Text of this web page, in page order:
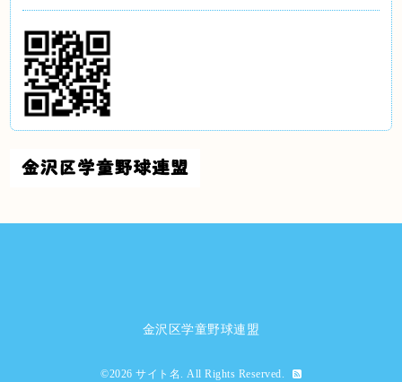
金沢区学童野球連盟
©2026 サイト名 . All Rights Reserved.